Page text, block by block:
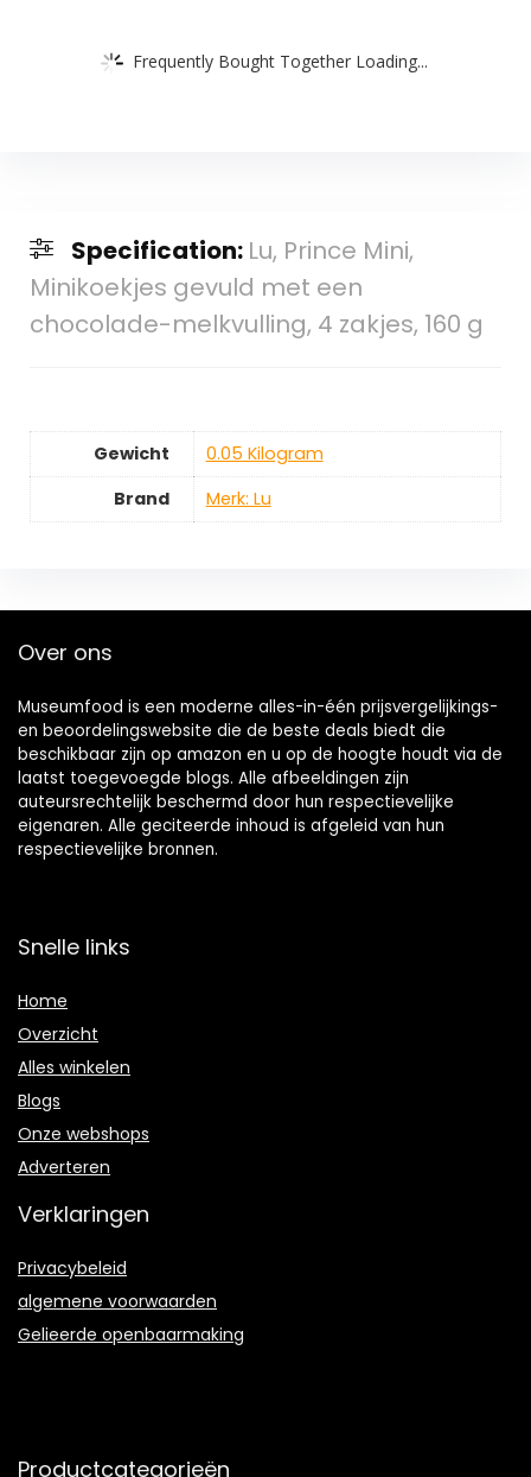
Frequently Bought Together Loading...
Specification: Lu, Prince Mini,
Minikoekjes gevuld met een
chocolade-melkvulling, 4 zakjes, 160 g
Gewicht
‎0.05 Kilogram
Brand
Merk: Lu
Over ons
Museumfood is een moderne alles-in-één prijsvergelijkings-
en beoordelingswebsite die de beste deals biedt die
beschikbaar zijn op amazon en u op de hoogte houdt via de
laatst toegevoegde blogs. Alle afbeeldingen zijn
auteursrechtelijk beschermd door hun respectievelijke
eigenaren. Alle geciteerde inhoud is afgeleid van hun
respectievelijke bronnen.
Snelle links
Home
Overzicht
Alles winkelen
Blogs
Onze webshops
Adverteren
Verklaringen
Privacybeleid
algemene voorwaarden
Gelieerde openbaarmaking
Productcategorieën